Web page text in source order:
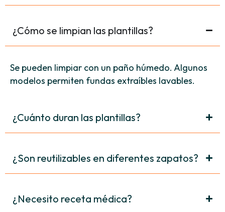
¿Cómo se limpian las plantillas?
Se pueden limpiar con un paño húmedo. Algunos
modelos permiten fundas extraíbles lavables.
¿Cuánto duran las plantillas?
¿Son reutilizables en diferentes zapatos?
¿Necesito receta médica?